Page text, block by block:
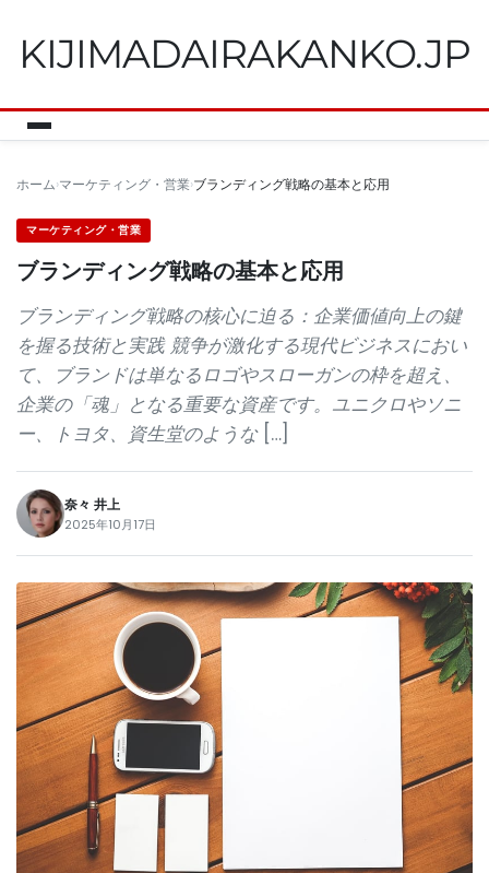
KIJIMADAIRAKANKO.JP
ホーム マーケティング・営業 ブランディング戦略の基本と応用
マーケティング・営業
ブランディング戦略の基本と応用
ブランディング戦略の核心に迫る：企業価値向上の鍵
を握る技術と実践 競争が激化する現代ビジネスにおい
て、ブランドは単なるロゴやスローガンの枠を超え、
企業の「魂」となる重要な資産です。ユニクロやソニ
ー、トヨタ、資生堂のような […]
奈々 井上
2025年10月17日